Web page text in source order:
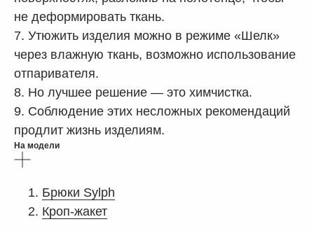
не деформировать ткань.
7. Утюжить изделия можно в режиме «Шелк»
через влажную ткань, возможно использование
отпаривателя.
8. Но лучшее решение — это химчистка.
9. Соблюдение этих несложных рекомендаций
продлит жизнь изделиям.
На модели
Брюки Sylph
Кроп-жакет